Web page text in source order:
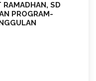
RAMADHAN, SD
PROGRAM-